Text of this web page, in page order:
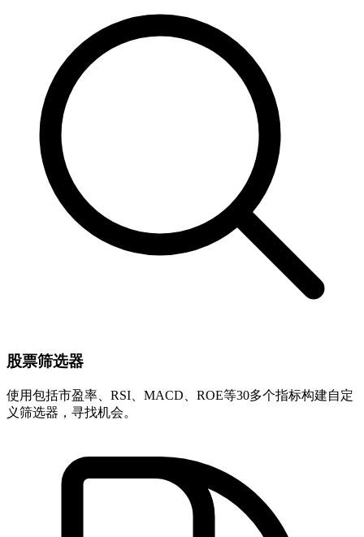
股票筛选器
使用包括市盈率、RSI、MACD、ROE等30多个指标构建自定
义筛选器，寻找机会。